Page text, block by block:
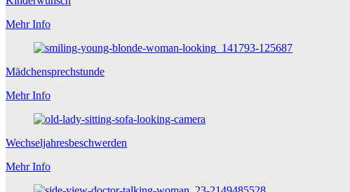
Mehr Info
Mädchensprechstunde
Mehr Info
Wechseljahresbeschwerden
Mehr Info